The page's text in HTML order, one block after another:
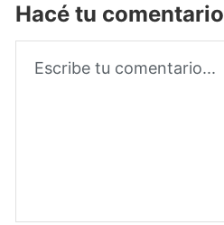
Hacé tu comentario